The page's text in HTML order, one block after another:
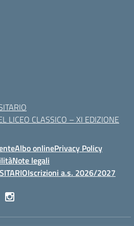
LICEO CLASSICO – XI EDIZIONE
Albo onlinePrivacy Policy
Note legali
Iscrizioni a.s. 2026/2027